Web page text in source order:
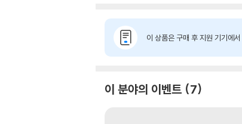
이 상품은 구매 후 지원 기기에서
이 분야의 이벤트 7